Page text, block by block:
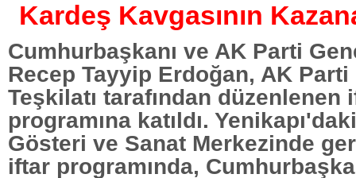
Kardeş Kavgasının
Cumhurbaşkanı ve AK Parti
Recep Tayyip Erdoğan, AK
Teşkilatı tarafından düzenlenen
programına katıldı.
Gösteri ve Sanat Merkezinde
iftar programında,